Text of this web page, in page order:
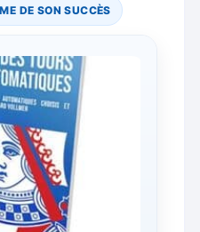
DE SON SUCCÈS